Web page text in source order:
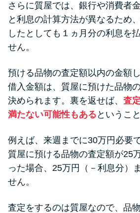
さらに質屋では、銀行や消費者
と利息の計算方法が異なるため
したとしても１ヵ月分の利息を
せん。
預ける品物の査定額以内の金額
借入金額は、質屋に預けた品物
決められます。裏を返せば、 査
満たない可能性もある というこ
例えば、来週までに30万円必要
質屋に預ける品物の査定額が25
った場合、25万円（－利息分）
せん。
査定をするのは質屋なので、品